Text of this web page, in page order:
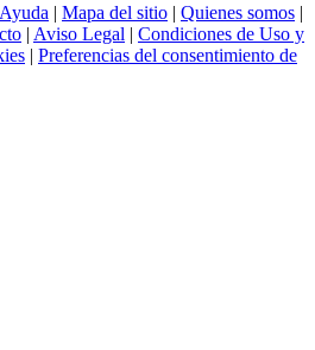
Ayuda | Mapa del sitio | Quienes somos |
| Aviso Legal | Condiciones de Uso y
| Preferencias del consentimiento de